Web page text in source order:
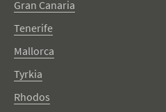
Gran Canaria
Tenerife
Mallorca
Tyrkia
Rhodos